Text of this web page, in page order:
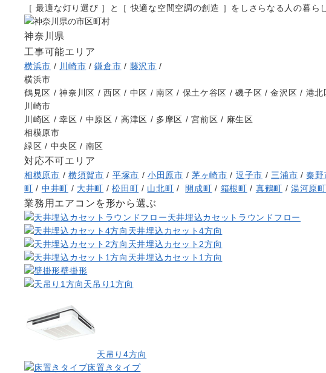
［ 最適な灯り選び ］と［ 快適な空間空調の創造 ］をしさらなる人の暮ら
神奈川県
工事可能エリア
横浜市 / 川崎市 /鎌倉市 / 藤沢市 /
横浜市
鶴見区 / 神奈川区 / 西区 / 中区 / 南区 / 保土ケ谷区 / 磯子区 / 金沢区 / 港
川崎市
川崎区 / 幸区 / 中原区 / 高津区 / 多摩区 / 宮前区 / 麻生区
相模原市
緑区 / 中央区 / 南区
対応不可エリア
相模原市 / 横須賀市 / 平塚市 /小田原市 / 茅ヶ崎市 / 逗子市 / 三浦市 /秦野
町 / 中井町 / 大井町 /松田町 / 山北町 / 開成町 / 箱根町 / 真鶴町 /湯河原町
業務用エアコンを形から選ぶ
天井埋込カセットラウンドフロー
天井埋込カセット4方向
天井埋込カセット2方向
天井埋込カセット1方向
壁掛形
天吊り1方向
天吊り4方向
床置きタイプ